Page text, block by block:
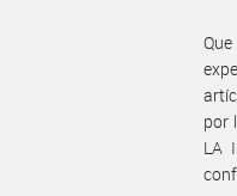
por
LA